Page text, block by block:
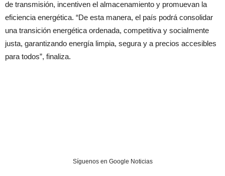
de transmisión, incentiven el almacenamiento y promuevan la
eficiencia energética. “De esta manera, el país podrá consolidar
una transición energética ordenada, competitiva y socialmente
justa, garantizando energía limpia, segura y a precios accesibles
para todos”, finaliza.
Síguenos en Google Noticias